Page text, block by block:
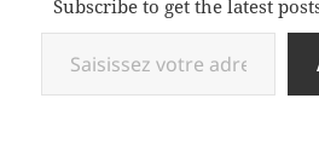
Subscribe to get the latest
Saisissez votre adresse e-mail…